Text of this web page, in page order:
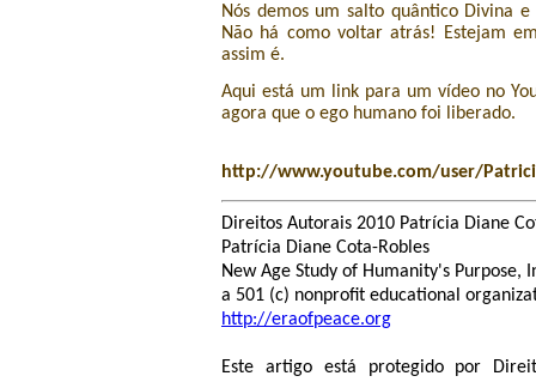
Nós demos um salto quântico Divina
Não há como voltar atrás! Estejam
assim é.
Aqui está um link para um vídeo no
agora que o ego humano foi liberado.
http://www.youtube.com/user/
Direitos Autorais 2010 Patrícia Diane
Patrícia Diane Cota-Robles
New Age Study of Humanity's Purpose,
a 501 (c) nonprofit educational
http://eraofpeace.org
Este artigo está protegido por